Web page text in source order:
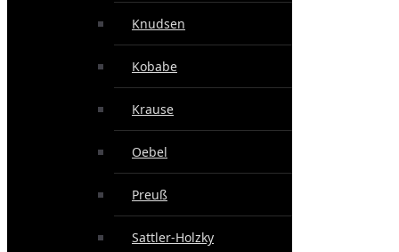
Knudsen
Kobabe
Krause
Oebel
Preuß
Sattler-Holzky